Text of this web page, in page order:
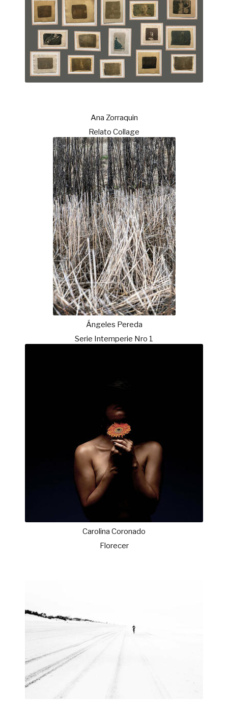
Ana Zorraquin
Relato Collage
Ángeles Pereda
Serie Intemperie Nro 1
Carolina Coronado
Florecer